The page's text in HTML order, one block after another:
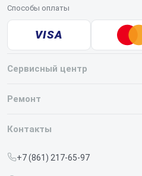
Способы оплаты
VISA
Сервисный центр
О нашем сервисе
Срочный ремонт
Ремонт
Iphone
Контакты
+7 (861) 217-65-97